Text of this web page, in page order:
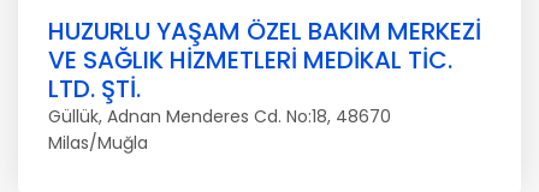
HUZURLU YAŞAM ÖZEL BAKIM MERKEZİ
VE SAĞLIK HİZMETLERİ MEDİKAL TİC.
LTD. ŞTİ.
Güllük, Adnan Menderes Cd. No:18, 48670
Milas/Muğla